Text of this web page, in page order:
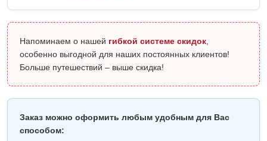
Напоминаем о нашей гибкой системе скидок
особенно выгодной для наших постоянных клиентов!
Больше путешествий – выше скидка!
Заказ можно оформить любым удобным для Вас
способом: